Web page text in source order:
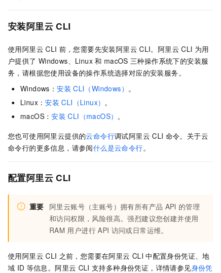
安装阿里云 CLI
使用阿里云 CLI 前，您需要先安装阿里云 CLI。阿里云 CLI 为用
户提供了 Windows、Linux 和 macOS 三种操作系统下的安装服
务，请根据您使用设备的操作系统选择对应的安装服务。
Windows：安装 CLI（Windows） 。
Linux：安装 CLI（Linux） 。
macOS：安装 CLI（macOS） 。
您也可使用阿里云提供的云命令行调试阿里云 CLI 命令。关于云
命令行的更多信息，请参阅什么是云命令行。
配置阿里云 CLI
重要 阿里云账号（主账号）拥有所有产品 API 的管理
和访问权限，风险很高。强烈建议您创建并使用
RAM 用户进行 API 访问或日常运维。
使用阿里云 CLI 之前，您需要在阿里云 CLI 中配置身份凭证、地
域 ID 等信息。阿里云 CLI 支持多种身份凭证，详情请参见身份凭